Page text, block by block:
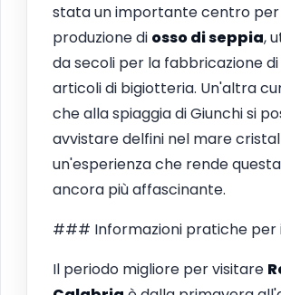
stata un importante centro
produzione di osso di seppia,
da secoli per la fabbricazione
articoli di bigiotteria. Un'altra
che alla spiaggia di Giunchi si
avvistare delfini nel mare
un'esperienza che rende
ancora più affascinante.
### Informazioni pratiche per
Il periodo migliore per visitare